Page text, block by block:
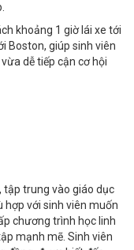
khoảng 1 giờ lái xe tới
Boston, giúp sinh viên
dễ tiếp cận cơ hội
trung vào giáo dục
hợp với sinh viên muốn
chương trình học linh
mạnh mẽ. Sinh viên